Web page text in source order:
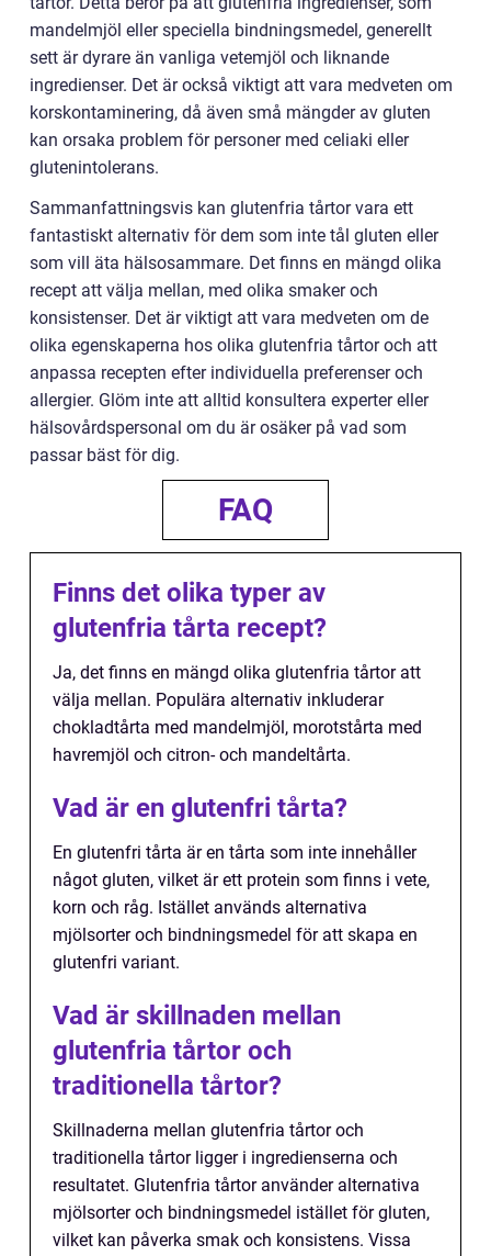
mandelmjöl eller speciella bindningsmedel, generellt
sett är dyrare än vanliga vetemjöl och liknande
ingredienser. Det är också viktigt att vara medveten om
korskontaminering, då även små mängder av gluten
kan orsaka problem för personer med celiaki eller
glutenintolerans.
Sammanfattningsvis kan glutenfria tårtor vara ett
fantastiskt alternativ för dem som inte tål gluten eller
som vill äta hälsosammare. Det finns en mängd olika
recept att välja mellan, med olika smaker och
konsistenser. Det är viktigt att vara medveten om de
olika egenskaperna hos olika glutenfria tårtor och att
anpassa recepten efter individuella preferenser och
allergier. Glöm inte att alltid konsultera experter eller
hälsovårdspersonal om du är osäker på vad som
passar bäst för dig.
FAQ
Finns det olika typer av
glutenfria tårta recept?
Ja, det finns en mängd olika glutenfria tårtor att
välja mellan. Populära alternativ inkluderar
chokladtårta med mandelmjöl, morotstårta med
havremjöl och citron- och mandeltårta.
Vad är en glutenfri tårta?
En glutenfri tårta är en tårta som inte innehåller
något gluten, vilket är ett protein som finns i vete,
korn och råg. Istället används alternativa
mjölsorter och bindningsmedel för att skapa en
glutenfri variant.
Vad är skillnaden mellan
glutenfria tårtor och
traditionella tårtor?
Skillnaderna mellan glutenfria tårtor och
traditionella tårtor ligger i ingredienserna och
resultatet. Glutenfria tårtor använder alternativa
mjölsorter och bindningsmedel istället för gluten,
vilket kan påverka smak och konsistens. Vissa